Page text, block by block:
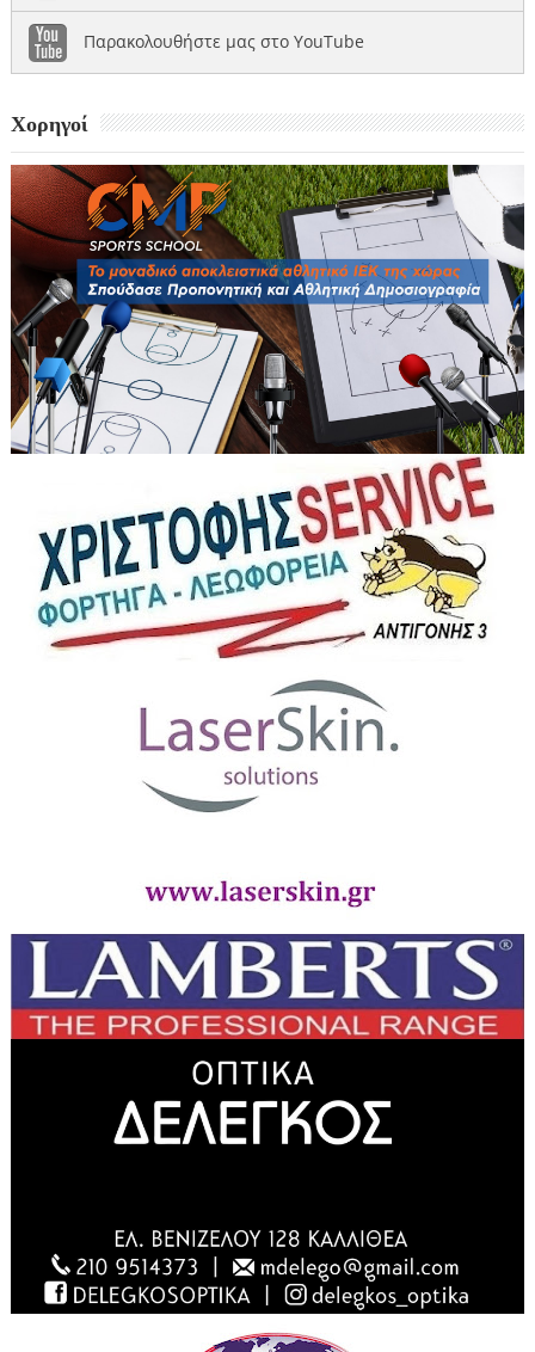
Παρακολουθήστε μας στο YouTube
Χορηγοί